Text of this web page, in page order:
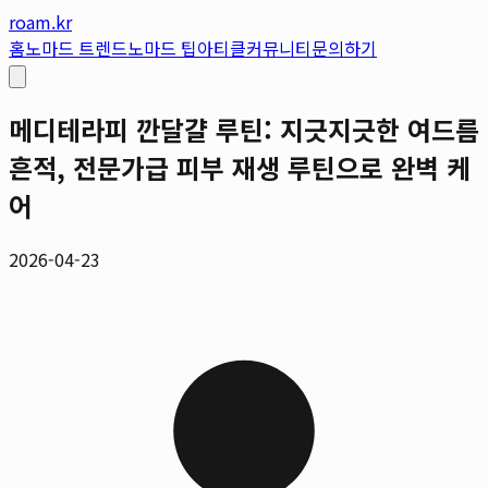
roam.kr
홈노마드 트렌드노마드 팁아티클커뮤니티문의하기
메디테라피 깐달걀 루틴: 지긋지긋한 여드름
흔적, 전문가급 피부 재생 루틴으로 완벽 케
어
2026-04-23